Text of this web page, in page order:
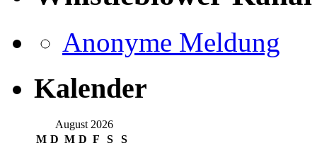
Anonyme Meldung
Kalender
August 2026
M D M D F S
S